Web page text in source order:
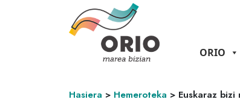
ORIO
Hasiera > Hemeroteka > Euskaraz